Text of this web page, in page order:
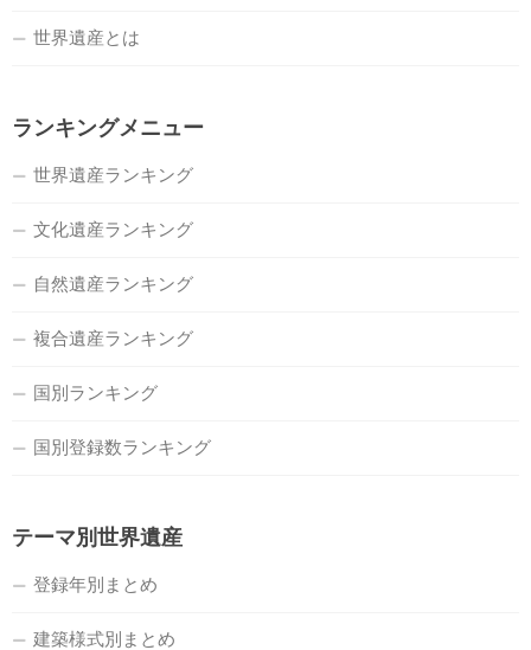
世界遺産とは
ランキングメニュー
世界遺産ランキング
文化遺産ランキング
自然遺産ランキング
複合遺産ランキング
国別ランキング
国別登録数ランキング
テーマ別世界遺産
登録年別まとめ
建築様式別まとめ